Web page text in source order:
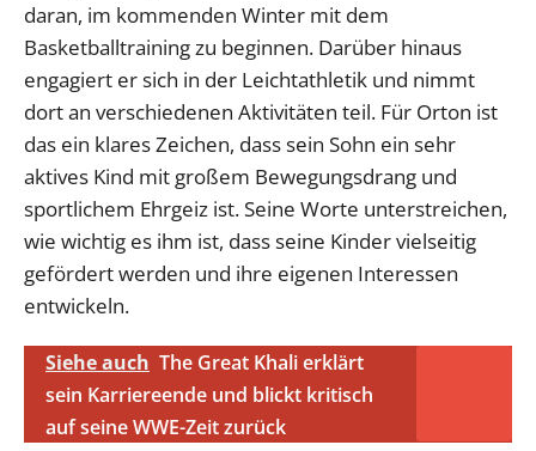
daran, im kommenden Winter mit dem
Basketballtraining zu beginnen. Darüber hinaus
engagiert er sich in der Leichtathletik und nimmt
dort an verschiedenen Aktivitäten teil. Für Orton ist
das ein klares Zeichen, dass sein Sohn ein sehr
aktives Kind mit großem Bewegungsdrang und
sportlichem Ehrgeiz ist. Seine Worte unterstreichen,
wie wichtig es ihm ist, dass seine Kinder vielseitig
gefördert werden und ihre eigenen Interessen
entwickeln.
Siehe auch The Great Khali erklärt
sein Karriereende und blickt kritisch
auf seine WWE-Zeit zurück